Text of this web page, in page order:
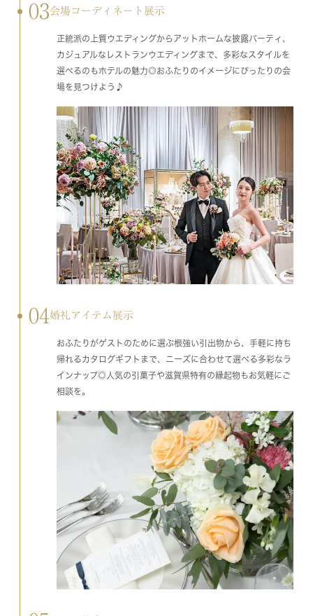
03会場コーディネート展示
正統派の上質ウエディングからアットホームな披露パーティ、
カジュアルなレストランウエディングまで、多彩なスタイルを
選べるのもホテルの魅力◎おふたりのイメージにぴったりの会
場を見つけよう♪
04婚礼アイテム展示
おふたりがゲストのために選ぶ根強い引出物から、手軽に持ち
帰れるカタログギフトまで、ニーズに合わせて選べる多彩なラ
インナップ◎人気の引菓子や滋賀県特有の縁起物もお気軽にご
相談を。